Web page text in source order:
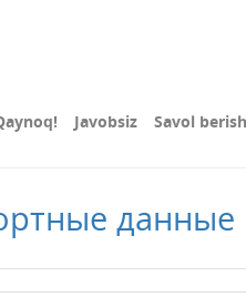
Javobsiz Savol berish
данные